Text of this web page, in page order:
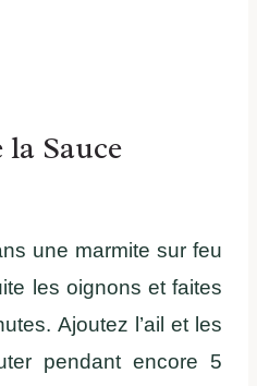
Sauce
une marmite sur feu
les oignons et faites
Ajoutez l’ail et les
pendant encore 5